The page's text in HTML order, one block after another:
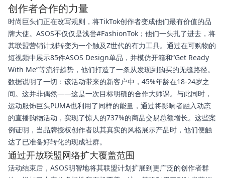
创作者合作的力量
时尚巨头们正在改写规则，将TikTok创作者变成他们最有价值的品
牌大使。ASOS不仅仅是浅尝#FashionTok；他们一头扎了进去，将
其联盟营销计划转变为一个触及Z世代的有力工具。通过在可购物的
短视频中展示85件ASOS Design单品，并模仿开箱和“Get Ready
With Me”等流行趋势，他们打造了一条从发现到购买的无缝路径。
数据说明了一切：该活动带来的新客户中，45%年龄在18-24岁之
间。这并非偶然——这是一次目标明确的合作大师课。与此同时，
运动服饰巨头PUMA也利用了同样的能量，通过将影响者融入动态
的直播购物活动，实现了惊人的737%的商品交易总额增长。这些案
例证明，当品牌授权创作者以其真实的风格展示产品时，他们便触
达了已准备好转化的现成社群。
通过开放联盟网络扩大覆盖范围
活动结束后，ASOS明智地将其联盟计划扩展到更广泛的创作者群